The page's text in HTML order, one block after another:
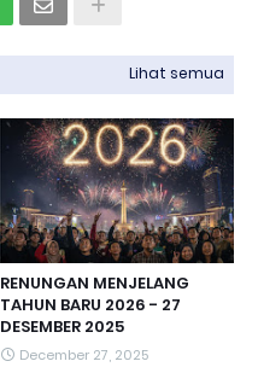
Lihat semua
RENUNGAN MENJELANG
TAHUN BARU 2026 - 27
DESEMBER 2025
December 27, 2025